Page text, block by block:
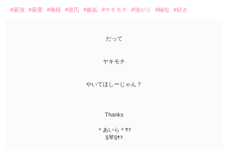
#最強 #最愛 #俺様 #彼氏 #嫉妬 #ヤキモチ #強がり #極短 #好き
だって
ヤキモチ
やいてほしーじゃん？
Thanks
＊あいら＊ｻﾏ
§琴§ｻﾏ